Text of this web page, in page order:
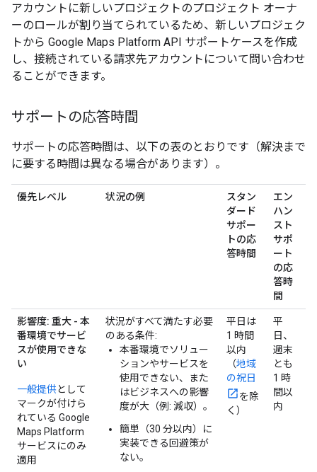
アカウントに新しいプロジェクトのプロジェクト オーナ
ーのロールが割り当てられているため、新しいプロジェク
トから Google Maps Platform API サポートケースを作成
し、接続されている請求先アカウントについて問い合わせ
ることができます。
サポートの応答時間
サポートの応答時間は、以下の表のとおりです（解決まで
に要する時間は異なる場合があります）。
優先レベル 状況の例
スタン
ダード
サポー
トの応
答時間
エン
ハン
スト
サポ
ート
の応
答時
間
影響度: 重大 - 本
番環境でサービ
スが使用できな
い
一般提供として
マークが付けら
れている Google
Maps Platform
サービスにのみ
適用
状況がすべて満たす必要
のある条件:
本番環境でソリュー
ションやサービスを
使用できない、また
はビジネスへの影響
度が大（例: 減収）。
簡単（30 分以内）に
実装できる回避策が
ない。
平日は
1 時間
以内
（地域
の祝日
を除
く）
平
日、
週末
とも
1 時
間以
内